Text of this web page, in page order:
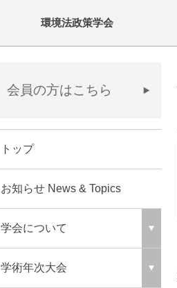
環境法政策学会
会員の方はこちら
トップ
お知らせ News & Topics
学会について
学術年次大会